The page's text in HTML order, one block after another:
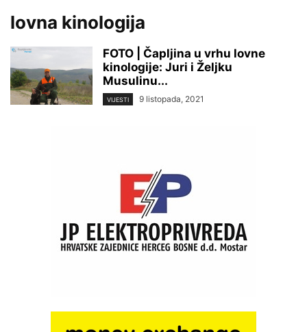
lovna kinologija
FOTO | Čapljina u vrhu lovne
kinologije: Juri i Željku
Musulinu...
VIJESTI 9 listopada, 2021